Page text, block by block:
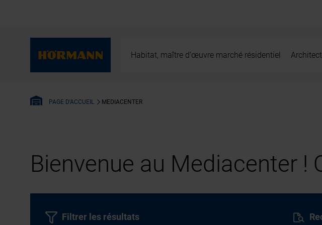
Habitat, maître d’œuvre marché résidentiel
PAGE D'ACCUEIL MEDIACENTER
Bienvenue au Mediacenter !
Filtrer les résultats